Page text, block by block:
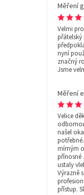
Velmi
nyní
značný
Jsme
Velice
našel
mírným
přínosné
ustaly
Výrazně
přístup.